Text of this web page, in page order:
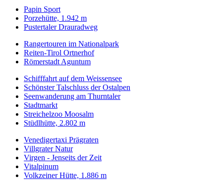
Papin Sport
Porzehütte, 1.942 m
Pustertaler Drauradweg
Rangertouren im Nationalpark
Reiten-Tirol Ortnerhof
Römerstadt Aguntum
Schifffahrt auf dem Weissensee
Schönster Talschluss der Ostalpen
Seenwanderung am Thurntaler
Stadtmarkt
Streichelzoo Moosalm
Stüdlhütte, 2.802 m
Venedigertaxi Prägraten
Villgrater Natur
Virgen - Jenseits der Zeit
Vitalpinum
Volkzeiner Hütte, 1.886 m